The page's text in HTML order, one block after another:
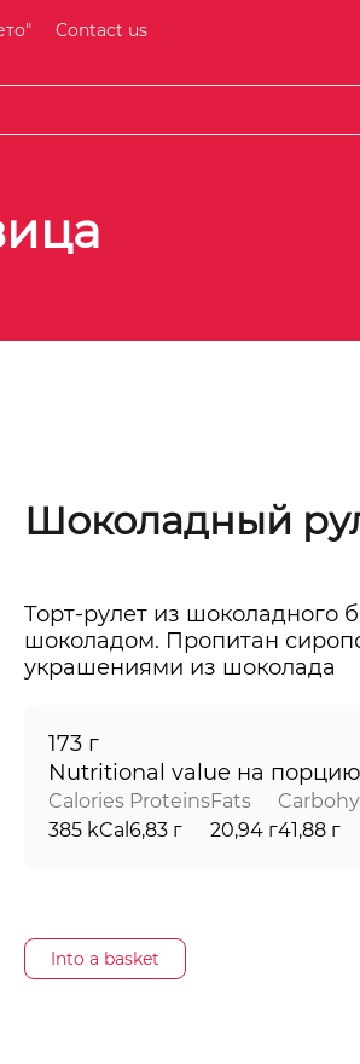
Contact us
Шоколадный
Торт-рулет из шоколадного
шоколадом. Пропитан
173 г
Nutritional value на порцию
Calories
385 kCal
Proteins
6,83 г
Fats
20,94 г41,88 г
Into a basket